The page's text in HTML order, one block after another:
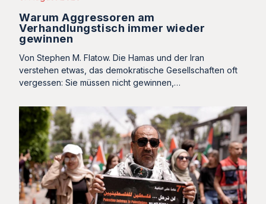
Warum Aggressoren am
Verhandlungstisch immer wieder
gewinnen
Von Stephen M. Flatow. Die Hamas und der Iran
verstehen etwas, das demokratische Gesellschaften oft
vergessen: Sie müssen nicht gewinnen,…